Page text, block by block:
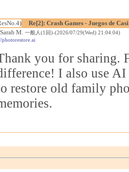
Re[2]: Crash Games - Juegos de
M. 一般人(1回)-(2026/07/29(Wed) 21:04:04)
photorestore.ai
you for sharing.
I also use
restore old family